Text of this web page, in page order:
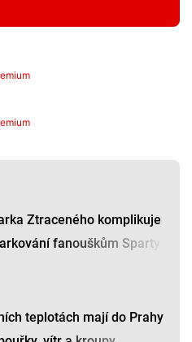
Ztraceného komplikuje
fanouškům Sparty
teplotách mají do Prahy